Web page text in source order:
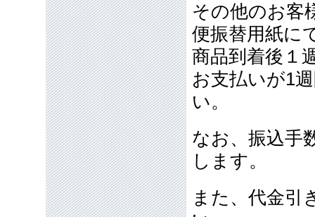
その他のお客
便振替用紙に
商品到着後１
お支払いが1
い。
なお、振込手
します。
また、代金引